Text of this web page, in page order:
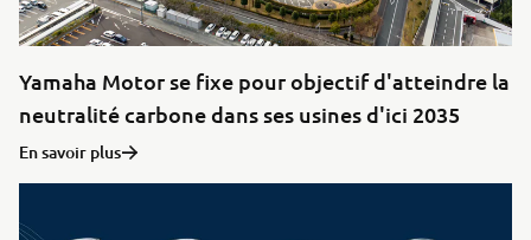
Yamaha Motor se fixe pour objectif d'atteindre la
neutralité carbone dans ses usines d'ici 2035
En savoir plus